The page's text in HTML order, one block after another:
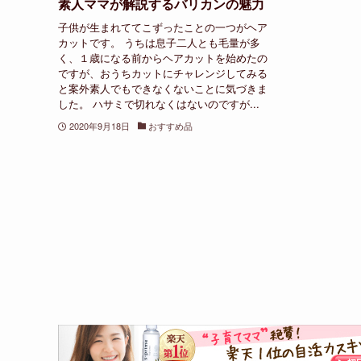
素人ママが解説するバリカンの魅力
子供が生まれててこずったことの一つがヘア
カットです。 うちは息子二人とも毛量が多
く、１歳になる前からヘアカットを始めたの
ですが、おうちカットにチャレンジしてみる
と案外素人でもできなくないことに気づきま
した。 ハサミで切れなくはないのですが...
2020年9月18日 おすすめ品